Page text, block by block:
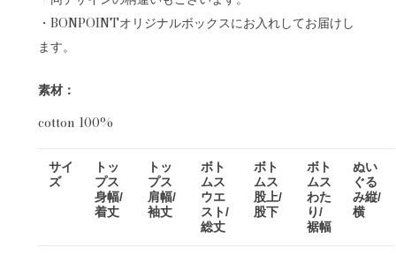
・BONPOINTオリジナルボックスにお入れしてお届けし
ます。
素材：
cotton 100%
サイ
ズ
トッ
プス
身幅/
着丈
トッ
プス
肩幅/
袖丈
ボト
ムス
ウエ
スト/
総丈
ボト
ムス
股上/
股下
ボト
ムス
わた
り/
裾幅
ぬい
ぐる
み縦/
横